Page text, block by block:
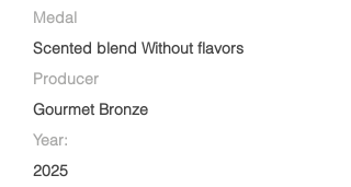
Medal
Scented blend Without flavors
Producer
Gourmet Bronze
Year:
2025